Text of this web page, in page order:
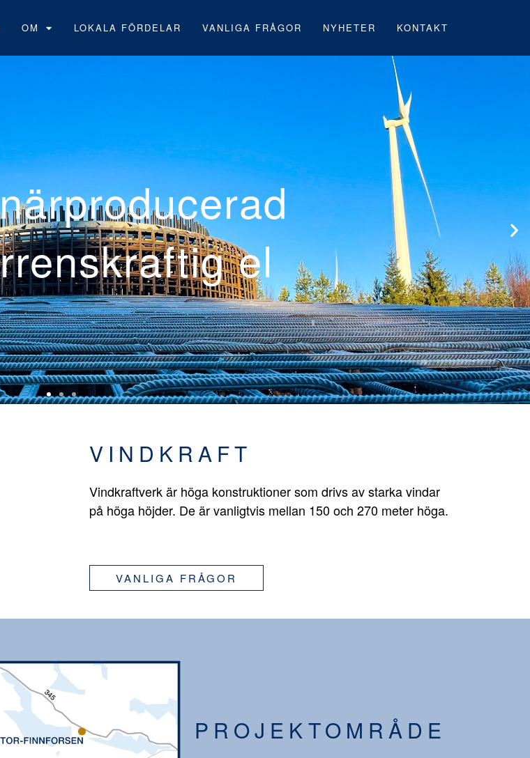
OM LOKALA FÖRDELAR VANLIGA FRÅGOR NYHETER KONTAKT
Neoens första svenska
vindpark under
VINDKRAFT
Vindkraftverk är höga konstruktioner som drivs av starka vindar
på höga höjder. De är vanligtvis mellan 150 och 270 meter höga.
VANLIGA FRÅGOR
PROJEKTOMRÅDE